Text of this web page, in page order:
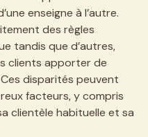
enseigne à l’autre.
des règles
tandis que d’autres,
clients apporter de
disparités peuvent
facteurs, y compris
clientèle habituelle et sa